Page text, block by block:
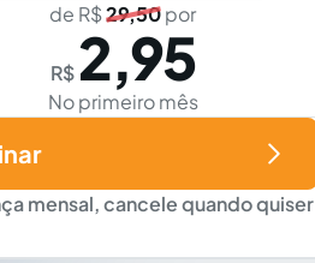
de R$29,50por
R$ 2,95
No primeiro mês
mensal, cancele quando quiser